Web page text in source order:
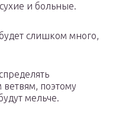
и больные.
слишком много,
поэтому
мельче.